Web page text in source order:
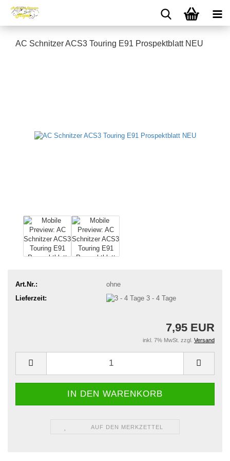
AC Schnitzer ACS3 Touring E91 Prospektblatt NEU
Art.Nr.:
ohne
Lieferzeit:
3 - 4 Tage
7,95 EUR
inkl. 7% MwSt. zzgl. Versand
AUF DEN MERKZETTEL